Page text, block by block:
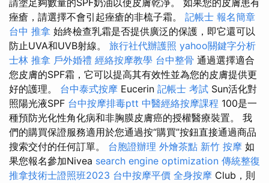
請塗足夠數量的SPF奶油以使皮膚乾淨。 如果您的皮膚患有
痤瘡，請選擇不會引起痤瘡的非梳子霜。 記帳士 報名簡章
台中 推拿 始終檢查乳霜是否提供廣泛的保護，即它還可以
防止UVA和UVB射線。 旅行社代辦護照 yahoo關鍵字分析
士林 推拿 戶外婚禮 經絡按摩教學 台中整骨 通過選擇適合
您皮膚的SPF霜，它可以提高其有效性並為您的皮膚提供更
好的護理。 台中泰式按摩 Eucerin 記帳士 考試 Sun活化對
照陽光液SPF 台中按摩排毒ptt 中醫經絡按摩課程 100是一
種預防光化性角化病和非胸膜皮膚癌的授權醫療裝置。 我
們的購買保證服務適用於您通過按“購買”按鈕直接通過商品
搜索交付的任何訂單。 台胞證辦理 外燴茶點 新竹 按摩 如
果您報名參加Nivea search engine optimization 傳統整復
推拿技術士證照班2023 台中按摩平價 全身按摩 Club，則